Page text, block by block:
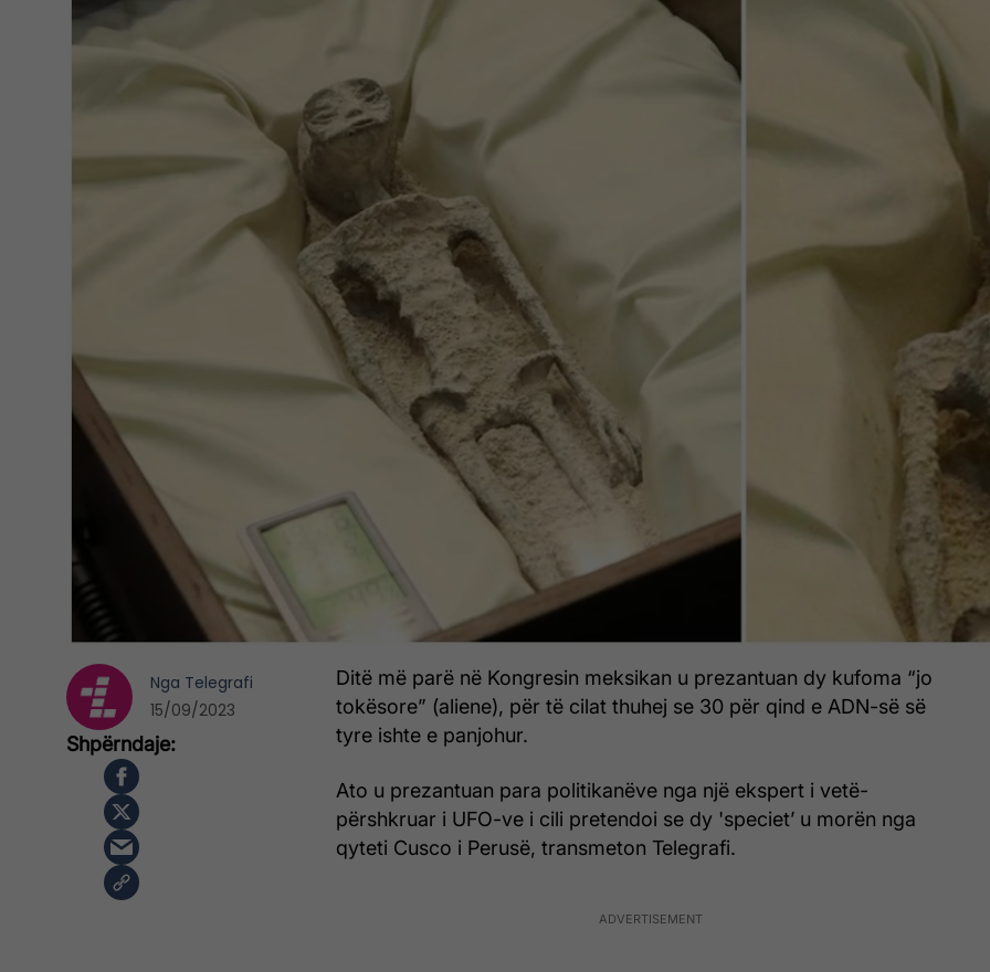
Ditë më parë në Kongresin meksikan u prezantuan dy kufoma “jo
tokësore” (aliene), për të cilat thuhej se 30 për qind e ADN-së së
tyre ishte e panjohur.
Ato u prezantuan para politikanëve nga një ekspert i vetë-
përshkruar i UFO-ve i cili pretendoi se dy 'speciet’ u morën nga
qyteti Cusco i Perusë, transmeton Telegrafi.
Nga Telegrafi
15/09/2023